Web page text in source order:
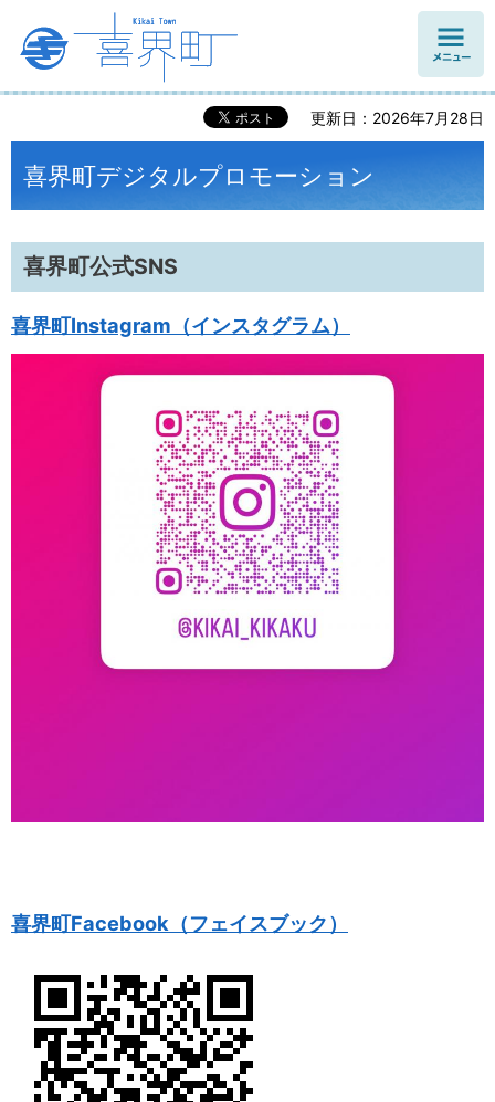
更新日：2026年7月28日
喜界町デジタルプロモーション
喜界町公式SNS
喜界町Instagram（インスタグラム）
喜界町Facebook（フェイスブック）